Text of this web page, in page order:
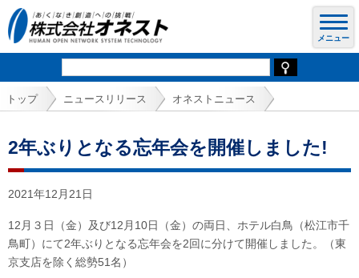
トップ ニュースリリース オネストニュース
2年ぶりとなる忘年会を開催しました!
2021年12月21日
12月３日（金）及び12月10日（金）の両日、ホテル白鳥（松江市千
鳥町）にて2年ぶりとなる忘年会を2回に分けて開催しました。（東
京支店を除く総勢51名）